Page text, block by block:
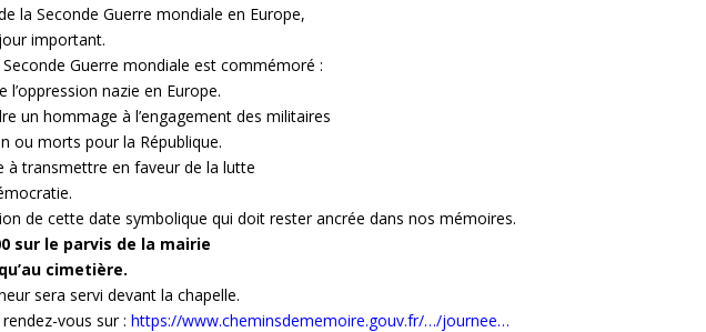
la Seconde Guerre mondiale en Europe,
important.
Guerre mondiale est commémoré :
nazie en Europe.
un hommage à l’engagement des militaires
ou morts pour la République.
à transmettre en faveur de la lutte
de cette date symbolique qui doit rester ancrée dans nos mémoires.
sur le parvis de la mairie
cimetière.
sera servi devant la chapelle.
vous sur : https://www.cheminsdememoire.gouv.fr/…/journee…